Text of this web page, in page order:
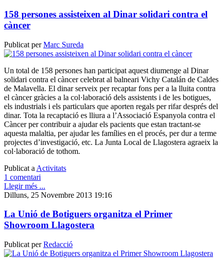
158 persones assisteixen al Dinar solidari contra el
càncer
Publicat perMarc Sureda
Un total de 158 persones han participat aquest diumenge al Dinar
solidari contra el càncer celebrat al balneari Vichy Catalán de Caldes
de Malavella. El dinar serveix per recaptar fons per a la lluita contra
el càncer gràcies a la col·laboració dels assistents i de les botigues,
els industrials i els particulars que aporten regals per rifar després del
dinar. Tota la recaptació es lliura a l’Associació Espanyola contra el
Càncer per contribuir a ajudar els pacients que estan tractant-se
aquesta malaltia, per ajudar les famílies en el procés, per dur a terme
projectes d’investigació, etc. La Junta Local de Llagostera agraeix la
col·laboració de tothom.
Publicat a Activitats
1 comentari
Llegir més ...
Dilluns, 25 Novembre 2013 19:16
La Unió de Botiguers organitza el Primer
Showroom Llagostera
Publicat perRedacció